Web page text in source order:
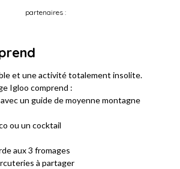
partenaires :
et une activité totalement insolite.
Igloo comprend :
un guide de moyenne montagne
ou un cocktail
aux 3 fromages
à partager